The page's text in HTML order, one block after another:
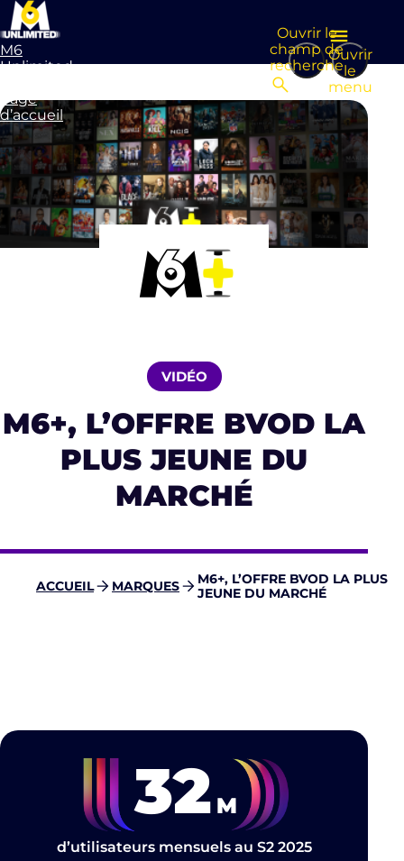
M6
Unlimited
page
d’accueil
Ouvrir
le
menu
Ouvrir le
champ de
recherche
VIDÉO
M6+, L’OFFRE BVOD LA
PLUS JEUNE DU
MARCHÉ
ACCUEIL MARQUES
M6+, L’OFFRE BVOD LA PLUS
JEUNE DU MARCHÉ
32 M
d’utilisateurs mensuels au S2 2025